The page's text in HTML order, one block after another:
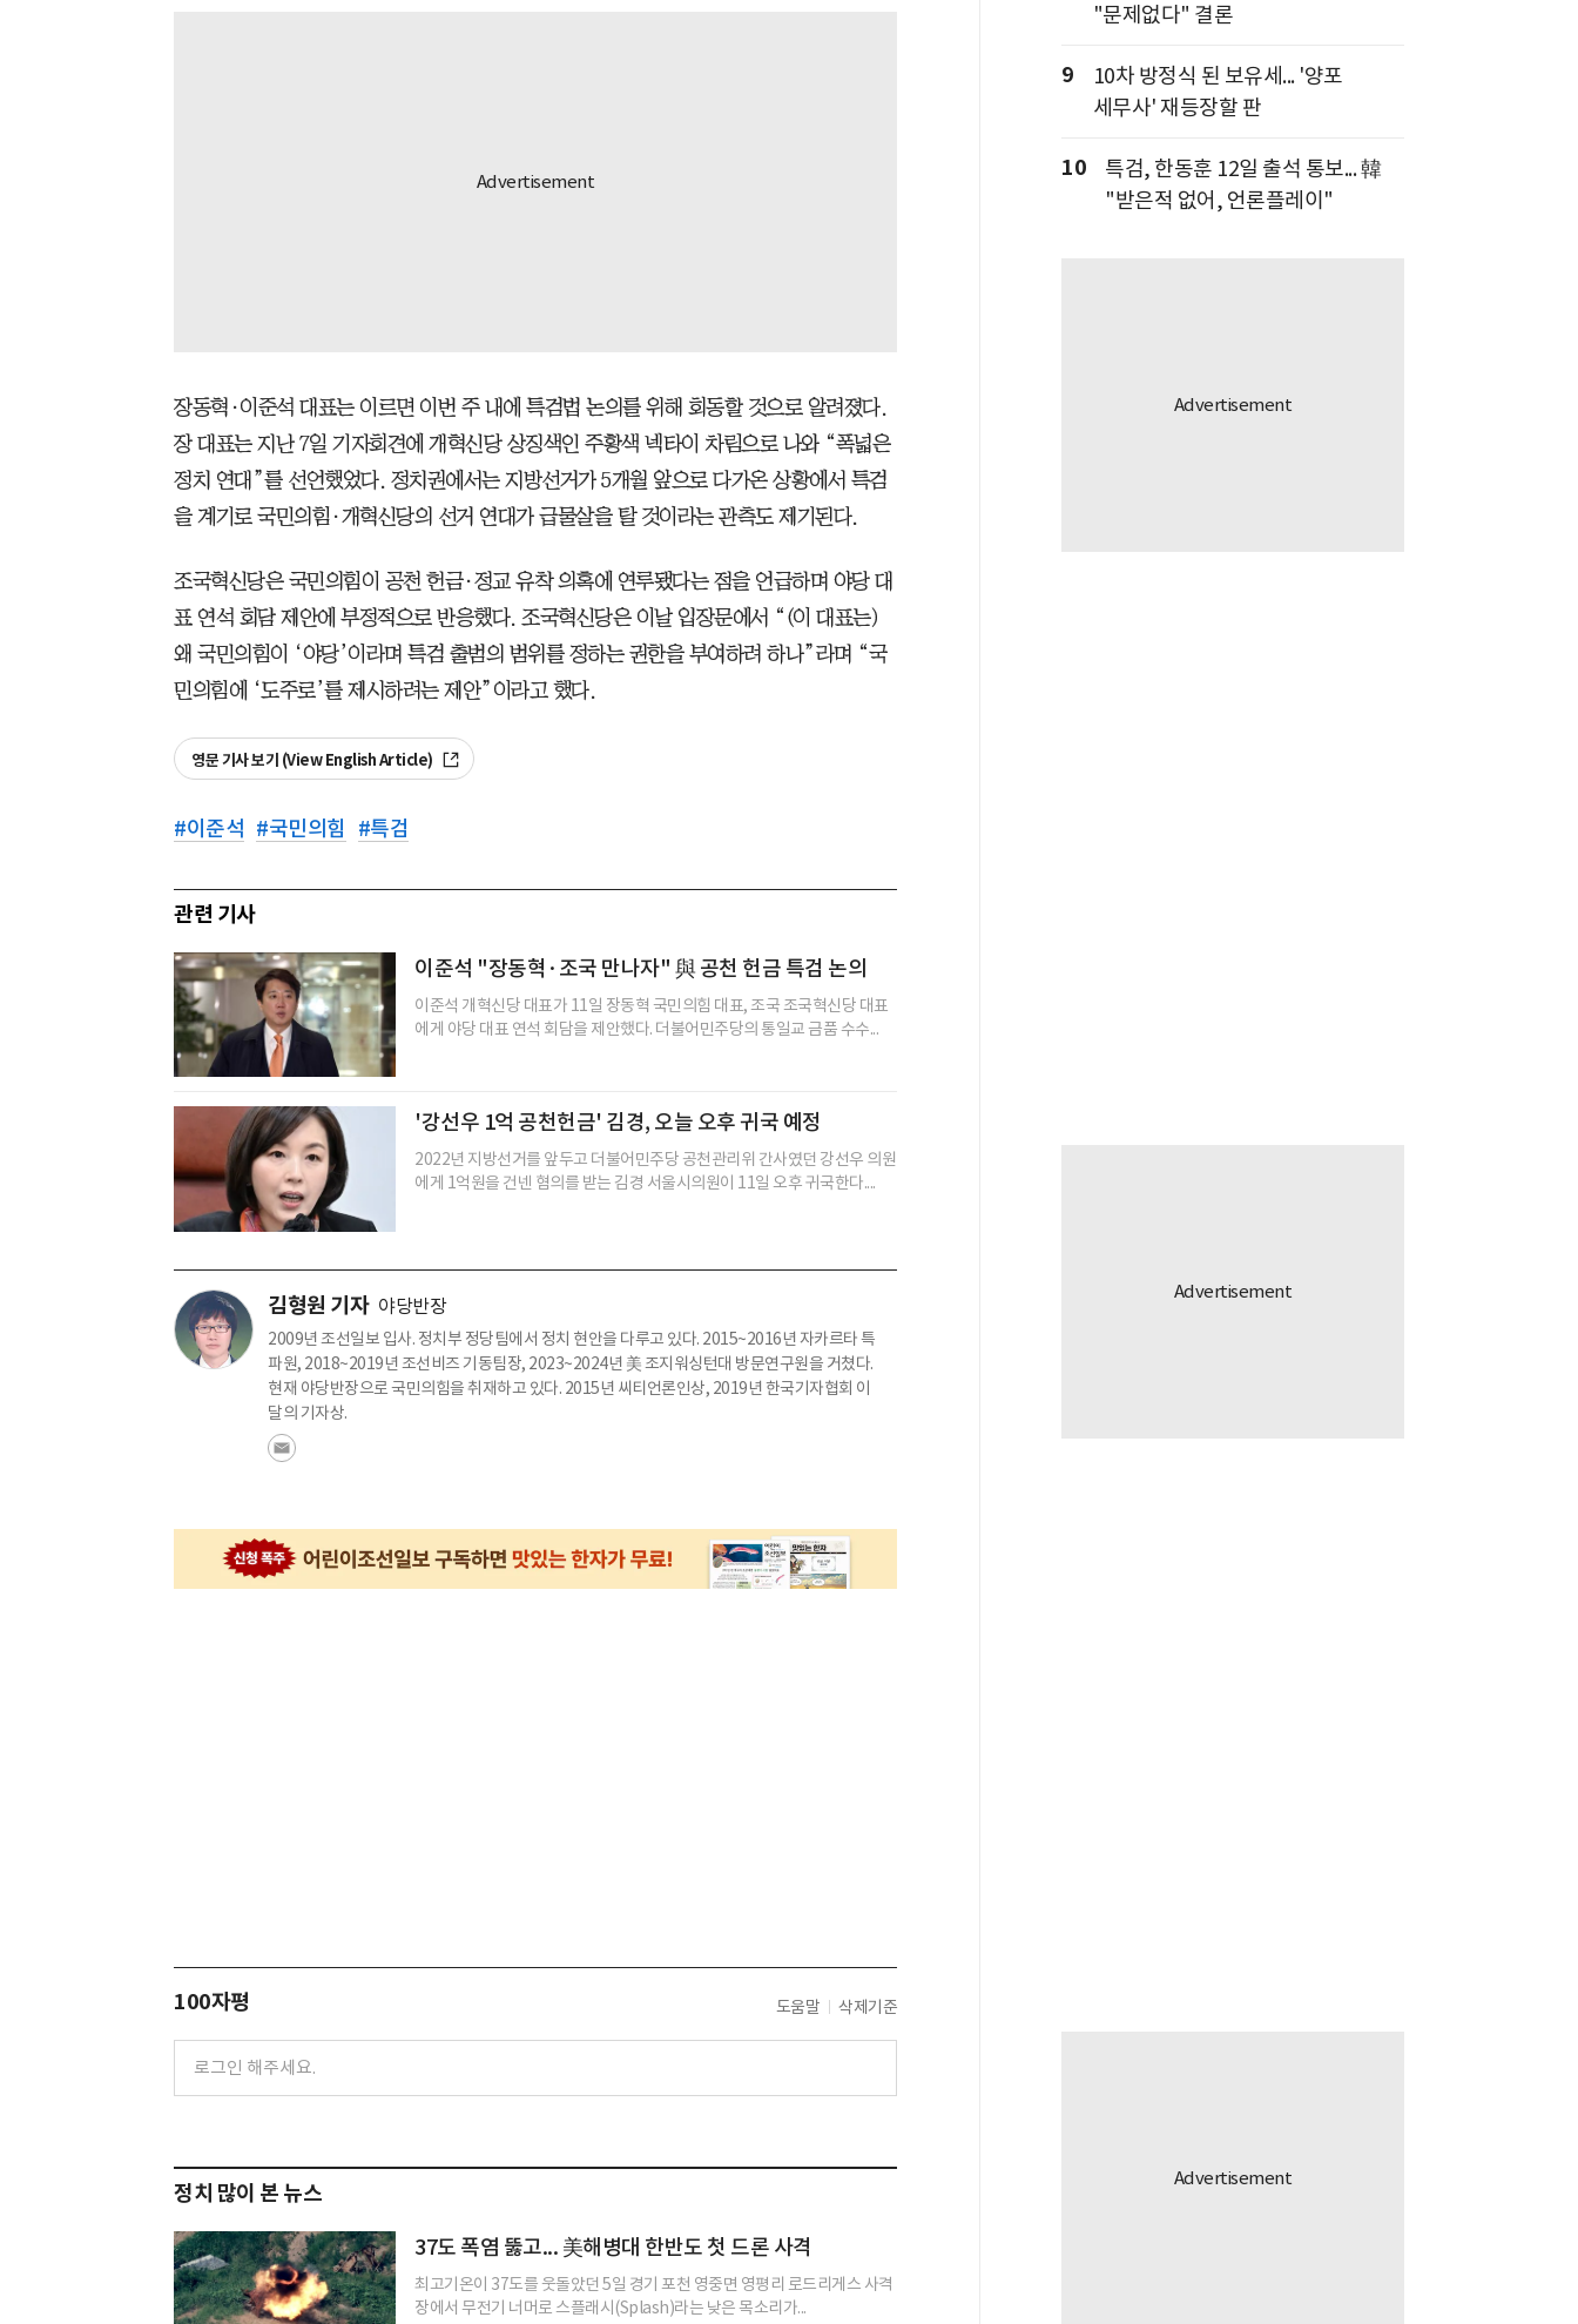
장동혁·이준석 대표는 이르면 이번 주 내에 특검법 논의를 위해 회동할 것으로 알려졌다.
장 대표는 지난 7일 기자회견에 개혁신당 상징색인 주황색 넥타이 차림으로 나와 “폭넓은
정치 연대”를 선언했었다. 정치권에서는 지방선거가 5개월 앞으로 다가온 상황에서 특검
을 계기로 국민의힘·개혁신당의 선거 연대가 급물살을 탈 것이라는 관측도 제기된다.
조국혁신당은 국민의힘이 공천 헌금·정교 유착 의혹에 연루됐다는 점을 언급하며 야당 대
표 연석 회담 제안에 부정적으로 반응했다. 조국혁신당은 이날 입장문에서 “(이 대표는)
왜 국민의힘이 ‘야당’이라며 특검 출범의 범위를 정하는 권한을 부여하려 하나”라며 “국
민의힘에 ‘도주로’를 제시하려는 제안”이라고 했다.
영문 기사 보기 (View English Article)
#이준석 #국민의힘 #특검
관련 기사
이준석 "장동혁·조국 만나자" 與 공천 헌금 특검 논의
이준석 개혁신당 대표가 11일 장동혁 국민의힘 대표, 조국 조국혁신당 대표
에게 야당 대표 연석 회담을 제안했다. 더불어민주당의 통일교 금품 수수...
'강선우 1억 공천헌금' 김경, 오늘 오후 귀국 예정
2022년 지방선거를 앞두고 더불어민주당 공천관리위 간사였던 강선우 의원
에게 1억원을 건넨 혐의를 받는 김경 서울시의원이 11일 오후 귀국한다....
김형원 기자 야당반장
2009년 조선일보 입사. 정치부 정당팀에서 정치 현안을 다루고 있다. 2015~2016년 자카르타 특
파원, 2018~2019년 조선비즈 기동팀장, 2023~2024년 美 조지워싱턴대 방문연구원을 거쳤다.
현재 야당반장으로 국민의힘을 취재하고 있다. 2015년 씨티언론인상, 2019년 한국기자협회 이
달의 기자상.
100자평 도움말 삭제기준
정치 많이 본 뉴스
37도 폭염 뚫고... 美해병대 한반도 첫 드론 사격
최고기온이 37도를 웃돌았던 5일 경기 포천 영중면 영평리 로드리게스 사격
장에서 무전기 너머로 스플래시(Splash)라는 낮은 목소리가...
"문제없다" 결론
9
10차 방정식 된 보유세... '양포
세무사' 재등장할 판
10
특검, 한동훈 12일 출석 통보... 韓
"받은적 없어, 언론플레이"